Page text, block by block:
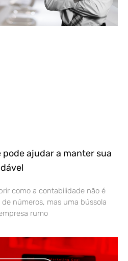
ajudar a manter sua
como a contabilidade não é
números, mas uma bússola
rumo